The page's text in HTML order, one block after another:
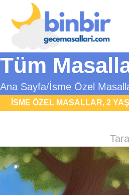
Tüm
Ana Sayfa İsme Özel
İSME ÖZEL MASALLAR,2
DOĞA VE